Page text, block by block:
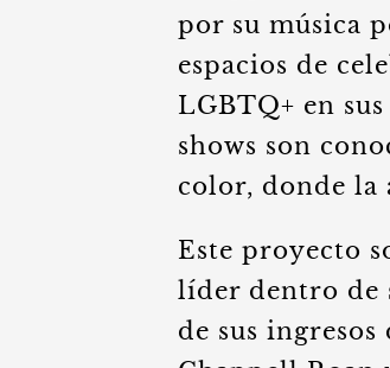
por su música
espacios de
LGBTQ+ en
shows son
color, donde la
Este proyecto
líder dentro de
de sus